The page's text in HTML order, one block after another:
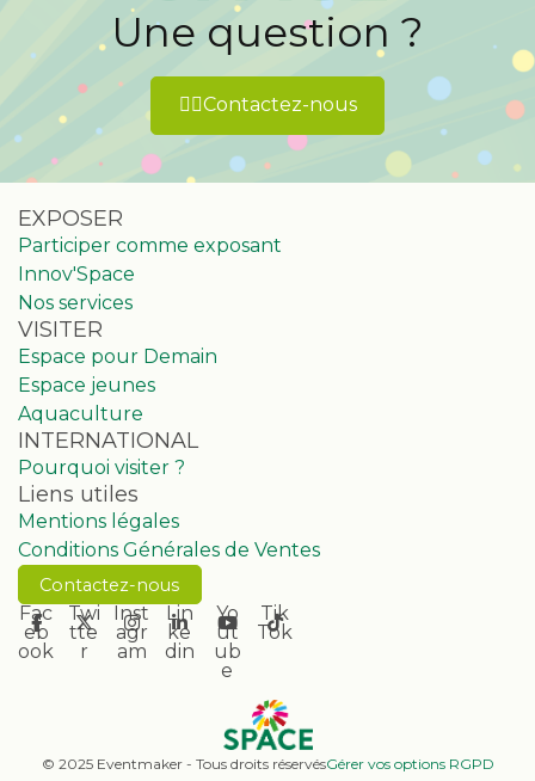
Une question ?
👉🏻Contactez-nous
EXPOSER
Participer comme exposant
Innov'Space
Nos services
VISITER
Espace pour Demain
Espace jeunes
Aquaculture
INTERNATIONAL
Pourquoi visiter ?
Liens utiles
Mentions légales
Conditions Générales de Ventes
Contactez-nous
Fac
eb
ook
Twi
tte
r
Inst
agr
am
Lin
ke
din
Yo
ut
ub
e
Tik
Tok
© 2025 Eventmaker - Tous droits réservésGérer vos options RGPD